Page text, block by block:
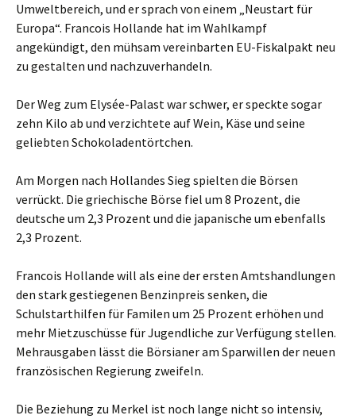
Umweltbereich, und er sprach von einem „Neustart für
Europa“. Francois Hollande hat im Wahlkampf
angekündigt, den mühsam vereinbarten EU-Fiskalpakt neu
zu gestalten und nachzuverhandeln.
Der Weg zum Elysée-Palast war schwer, er speckte sogar
zehn Kilo ab und verzichtete auf Wein, Käse und seine
geliebten Schokoladentörtchen.
Am Morgen nach Hollandes Sieg spielten die Börsen
verrückt. Die griechische Börse fiel um 8 Prozent, die
deutsche um 2,3 Prozent und die japanische um ebenfalls
2,3 Prozent.
Francois Hollande will als eine der ersten Amtshandlungen
den stark gestiegenen Benzinpreis senken, die
Schulstarthilfen für Familen um 25 Prozent erhöhen und
mehr Mietzuschüsse für Jugendliche zur Verfügung stellen.
Mehrausgaben lässt die Börsianer am Sparwillen der neuen
französischen Regierung zweifeln.
Die Beziehung zu Merkel ist noch lange nicht so intensiv,